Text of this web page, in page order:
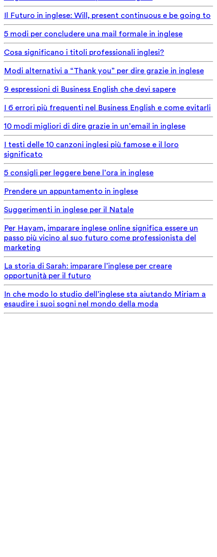
Il Futuro in inglese: Will, present continuous e be going to
5 modi per concludere una mail formale in inglese
Cosa significano i titoli professionali inglesi?
Modi alternativi a “Thank you” per dire grazie in inglese
9 espressioni di Business English che devi sapere
I 6 errori più frequenti nel Business English e come evitarli
10 modi migliori di dire grazie in un’email in inglese
I testi delle 10 canzoni inglesi più famose e il loro
significato
5 consigli per leggere bene l’ora in inglese
Prendere un appuntamento in inglese
Suggerimenti in inglese per il Natale
Per Hayam, imparare inglese online significa essere un
passo più vicino al suo futuro come professionista del
marketing
La storia di Sarah: imparare l’inglese per creare
opportunità per il futuro
In che modo lo studio dell’inglese sta aiutando Miriam a
esaudire i suoi sogni nel mondo della moda